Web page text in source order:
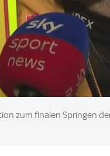
zum finalen Springen